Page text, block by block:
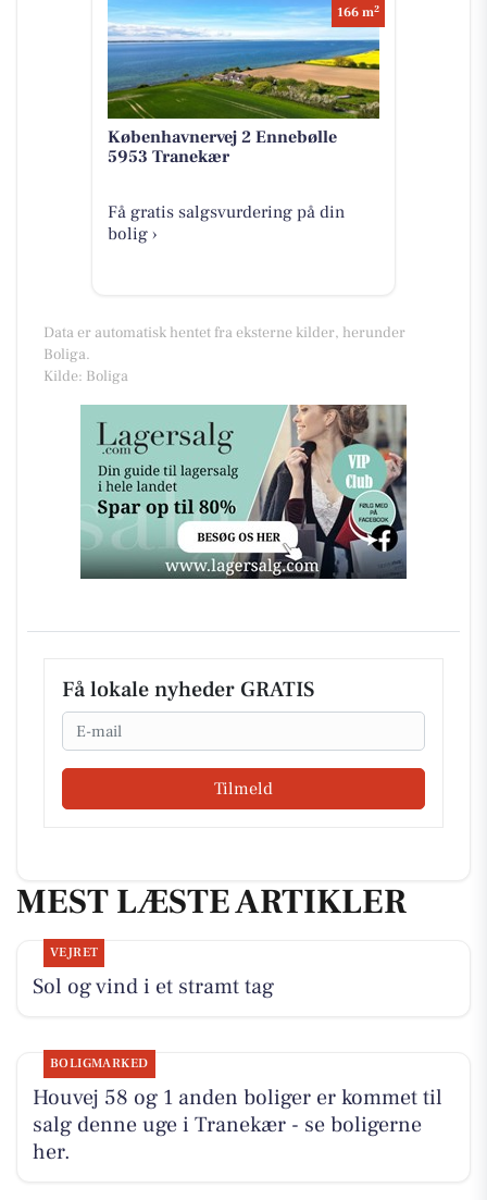
166 m2
Københavnervej 2 Ennebølle
5953 Tranekær
Få gratis salgsvurdering på din
bolig ›
Data er automatisk hentet fra eksterne kilder, herunder
Boliga.
Kilde: Boliga
Få lokale nyheder GRATIS
Email
Tilmeld
MEST LÆSTE ARTIKLER
VEJRET
Sol og vind i et stramt tag
BOLIGMARKED
Houvej 58 og 1 anden boliger er kommet til
salg denne uge i Tranekær - se boligerne
her.